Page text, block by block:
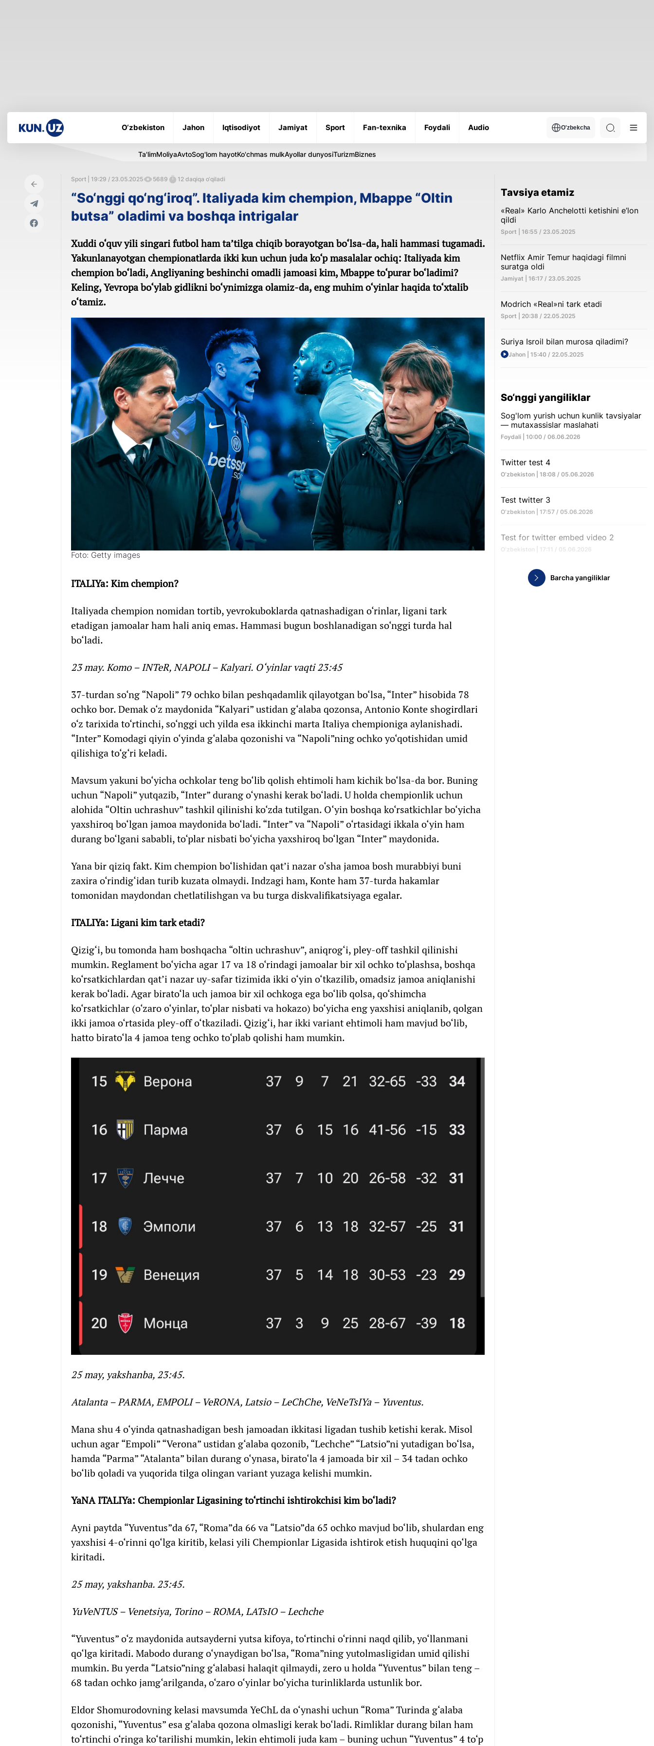
O‘zbekiston Jahon Iqtisodiyot Jamiyat Sport Fan-texnika Foydali Audio O'zbekcha
Ta'limMoliyaAvtoSog'lom hayotKo'chmas mulkAyollar dunyosiTurizmBiznes
Sport | 19:29 / 23.05.2025 5689 12 daqiqa o‘qiladi
“So‘nggi qo‘ng‘iroq”. Italiyada kim chempion, Mbappe “Oltin
butsa” oladimi va boshqa intrigalar
Xuddi o‘quv yili singari futbol ham ta’tilga chiqib borayotgan bo‘lsa-da, hali hammasi tugamadi.
Yakunlanayotgan chempionatlarda ikki kun uchun juda ko‘p masalalar ochiq: Italiyada kim
chempion bo‘ladi, Angliyaning beshinchi omadli jamoasi kim, Mbappe to‘purar bo‘ladimi?
Keling, Yevropa bo‘ylab gidlikni bo‘ynimizga olamiz-da, eng muhim o‘yinlar haqida to‘xtalib
o‘tamiz.
Foto: Getty images
ITALIYa: Kim chempion?
Italiyada chempion nomidan tortib, yevrokuboklarda qatnashadigan o‘rinlar, ligani tark
etadigan jamoalar ham hali aniq emas. Hammasi bugun boshlanadigan so‘nggi turda hal
bo‘ladi.
23 may. Komo – INTeR, NAPOLI – Kalyari. O‘yinlar vaqti 23:45
37-turdan so‘ng “Napoli” 79 ochko bilan peshqadamlik qilayotgan bo‘lsa, “Inter” hisobida 78
ochko bor. Demak o‘z maydonida “Kalyari” ustidan g‘alaba qozonsa, Antonio Konte shogirdlari
o‘z tarixida to‘rtinchi, so‘nggi uch yilda esa ikkinchi marta Italiya chempioniga aylanishadi.
“Inter” Komodagi qiyin o‘yinda g‘alaba qozonishi va “Napoli”ning ochko yo‘qotishidan umid
qilishiga to‘g‘ri keladi.
Mavsum yakuni bo‘yicha ochkolar teng bo‘lib qolish ehtimoli ham kichik bo‘lsa-da bor. Buning
uchun “Napoli” yutqazib, “Inter” durang o‘ynashi kerak bo‘ladi. U holda chempionlik uchun
alohida “Oltin uchrashuv” tashkil qilinishi ko‘zda tutilgan. O‘yin boshqa ko‘rsatkichlar bo‘yicha
yaxshiroq bo‘lgan jamoa maydonida bo‘ladi. “Inter” va “Napoli” o‘rtasidagi ikkala o‘yin ham
durang bo‘lgani sababli, to‘plar nisbati bo‘yicha yaxshiroq bo‘lgan “Inter” maydonida.
Yana bir qiziq fakt. Kim chempion bo‘lishidan qat’i nazar o‘sha jamoa bosh murabbiyi buni
zaxira o‘rindig‘idan turib kuzata olmaydi. Indzagi ham, Konte ham 37-turda hakamlar
tomonidan maydondan chetlatilishgan va bu turga diskvalifikatsiyaga egalar.
ITALIYa: Ligani kim tark etadi?
Qizig‘i, bu tomonda ham boshqacha “oltin uchrashuv”, aniqrog‘i, pley-off tashkil qilinishi
mumkin. Reglament bo‘yicha agar 17 va 18 o‘rindagi jamoalar bir xil ochko to‘plashsa, boshqa
ko‘rsatkichlardan qat’i nazar uy-safar tizimida ikki o‘yin o‘tkazilib, omadsiz jamoa aniqlanishi
kerak bo‘ladi. Agar birato‘la uch jamoa bir xil ochkoga ega bo‘lib qolsa, qo‘shimcha
ko‘rsatkichlar (o‘zaro o‘yinlar, to‘plar nisbati va hokazo) bo‘yicha eng yaxshisi aniqlanib, qolgan
ikki jamoa o‘rtasida pley-off o‘tkaziladi. Qizig‘i, har ikki variant ehtimoli ham mavjud bo‘lib,
hatto birato‘la 4 jamoa teng ochko to‘plab qolishi ham mumkin.
25 may, yakshanba, 23:45.
Atalanta – PARMA, EMPOLI – VeRONA, Latsio – LeChChe, VeNeTsIYa – Yuventus.
Mana shu 4 o‘yinda qatnashadigan besh jamoadan ikkitasi ligadan tushib ketishi kerak. Misol
uchun agar “Empoli” “Verona” ustidan g‘alaba qozonib, “Lechche” “Latsio”ni yutadigan bo‘lsa,
hamda “Parma” “Atalanta” bilan durang o‘ynasa, birato‘la 4 jamoada bir xil – 34 tadan ochko
bo‘lib qoladi va yuqorida tilga olingan variant yuzaga kelishi mumkin.
YaNA ITALIYa: Chempionlar Ligasining to‘rtinchi ishtirokchisi kim bo‘ladi?
Ayni paytda “Yuventus”da 67, “Roma”da 66 va “Latsio”da 65 ochko mavjud bo‘lib, shulardan eng
yaxshisi 4-o‘rinni qo‘lga kiritib, kelasi yili Chempionlar Ligasida ishtirok etish huquqini qo‘lga
kiritadi.
25 may, yakshanba. 23:45.
YuVeNTUS – Venetsiya, Torino – ROMA, LATsIO – Lechche
“Yuventus” o‘z maydonida autsayderni yutsa kifoya, to‘rtinchi o‘rinni naqd qilib, yo‘llanmani
qo‘lga kiritadi. Mabodo durang o‘ynaydigan bo‘lsa, “Roma”ning yutolmasligidan umid qilishi
mumkin. Bu yerda “Latsio”ning g‘alabasi halaqit qilmaydi, zero u holda “Yuventus” bilan teng –
68 tadan ochko jamg‘arilganda, o‘zaro o‘yinlar bo‘yicha turinliklarda ustunlik bor.
Eldor Shomurodovning kelasi mavsumda YeChL da o‘ynashi uchun “Roma” Turinda g‘alaba
qozonishi, “Yuventus” esa g‘alaba qozona olmasligi kerak bo‘ladi. Rimliklar durang bilan ham
to‘rtinchi o‘ringa ko‘tarilishi mumkin, lekin ehtimoli juda kam – buning uchun “Yuventus” 4 to‘p
Tavsiya etamiz
«Real» Karlo Anchelotti ketishini e’lon
qildi
Sport | 16:55 / 23.05.2025
Netflix Amir Temur haqidagi filmni
suratga oldi
Jamiyat | 16:17 / 23.05.2025
Modrich «Real»ni tark etadi
Sport | 20:38 / 22.05.2025
Suriya Isroil bilan murosa qiladimi?
Jahon | 15:40 / 22.05.2025
So‘nggi yangiliklar
Sog'lom yurish uchun kunlik tavsiyalar
— mutaxassislar maslahati
Foydali | 10:00 / 06.06.2026
Twitter test 4
O‘zbekiston | 18:08 / 05.06.2026
Test twitter 3
O‘zbekiston | 17:57 / 05.06.2026
Test for twitter embed video 2
O‘zbekiston | 17:11 / 05.06.2026
Barcha yangiliklar